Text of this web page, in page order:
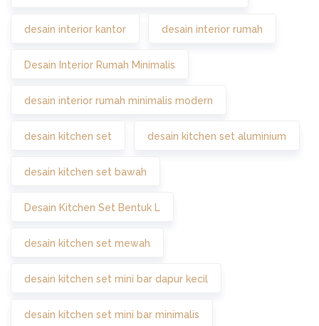
desain interior kantor desain interior rumah
Desain Interior Rumah Minimalis
desain interior rumah minimalis modern
desain kitchen set desain kitchen set aluminium
desain kitchen set bawah
Desain Kitchen Set Bentuk L
desain kitchen set mewah
desain kitchen set mini bar dapur kecil
desain kitchen set mini bar minimalis